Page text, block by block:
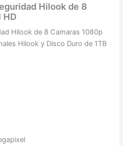
Hilook de 8
HD
Hilook de 8 Camaras 1080p
Hilook y Disco Duro de 1TB